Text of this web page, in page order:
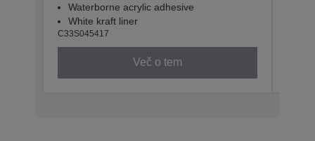
Waterborne acrylic adhesive
White kraft liner
C33S045417
Več o tem